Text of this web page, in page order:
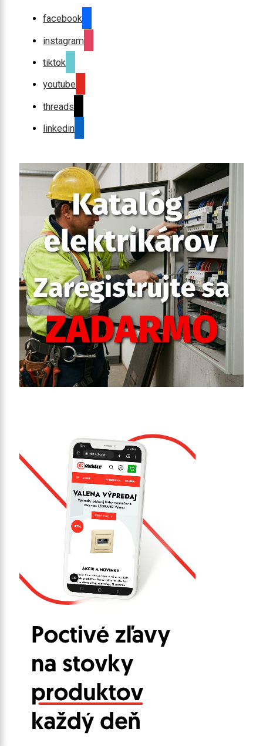
facebook
instagram
tiktok
youtube
threads
linkedin